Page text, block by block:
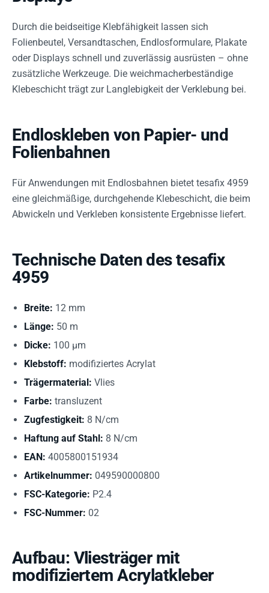
Durch die beidseitige Klebfähigkeit lassen sich
Folienbeutel, Versandtaschen, Endlosformulare, Plakate
oder Displays schnell und zuverlässig ausrüsten – ohne
zusätzliche Werkzeuge. Die weichmacherbeständige
Klebeschicht trägt zur Langlebigkeit der Verklebung bei.
Endloskleben von Papier- und
Folienbahnen
Für Anwendungen mit Endlosbahnen bietet tesafix 4959
eine gleichmäßige, durchgehende Klebeschicht, die beim
Abwickeln und Verkleben konsistente Ergebnisse liefert.
Technische Daten des tesafix
4959
Breite: 12 mm
Länge: 50 m
Dicke: 100 µm
Klebstoff: modifiziertes Acrylat
Trägermaterial: Vlies
Farbe: transluzent
Zugfestigkeit: 8 N/cm
Haftung auf Stahl: 8 N/cm
EAN: 4005800151934
Artikelnummer: 049590000800
FSC-Kategorie: P2.4
FSC-Nummer: 02
Aufbau: Vliesträger mit
modifiziertem Acrylatkleber